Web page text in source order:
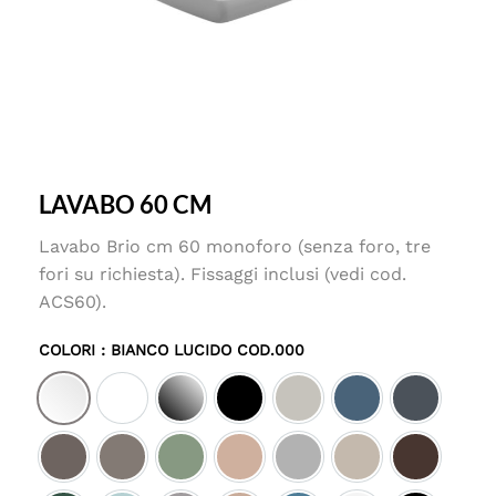
LAVABO 60 CM
Lavabo Brio cm 60 monoforo (senza foro, tre
fori su richiesta). Fissaggi inclusi (vedi cod.
ACS60).
COLORI : BIANCO LUCIDO COD.000
Bianco lucido cod.000
Bianco matt cod.001
Nero lucido cod.002
Nero matt cod.003
Pergamon cod.013
Denim satinato
Ebano
Tortora satinato cod.029
Cashmere satinato cod.030
Salvia satinato cod.031
Cipria satinato cod.032
Perla satinato cod.033
Sabbia satinato
Cacao